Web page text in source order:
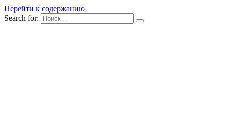
Перейти к содержанию
Search for: